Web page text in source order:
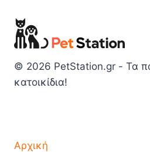
© 2026 PetStation.gr - Τα
κατοικίδια!
Αρχική